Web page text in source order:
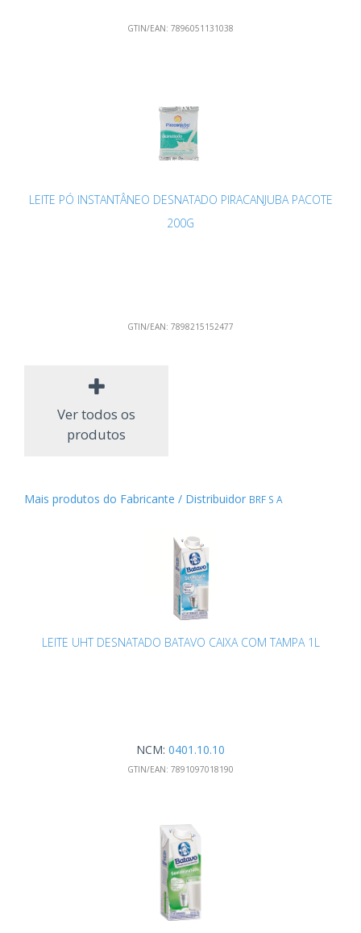
GTIN/EAN: 7896051131038
LEITE PÓ INSTANTÂNEO DESNATADO PIRACANJUBA PACOTE
200G
GTIN/EAN: 7898215152477
Ver todos os
produtos
Mais produtos do Fabricante / Distribuidor BRF S A
LEITE UHT DESNATADO BATAVO CAIXA COM TAMPA 1L
NCM: 0401.10.10
GTIN/EAN: 7891097018190